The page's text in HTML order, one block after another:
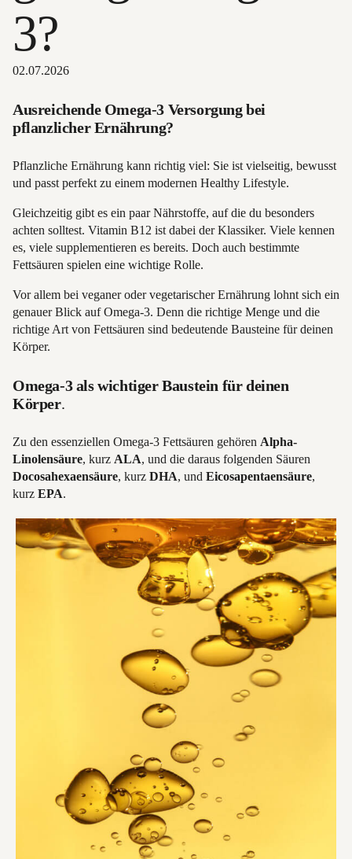
3?
02.07.2026
Ausreichende Omega-3 Versorgung bei
pflanzlicher Ernährung?
Pflanzliche Ernährung kann richtig viel: Sie ist vielseitig, bewusst
und passt perfekt zu einem modernen Healthy Lifestyle.
Gleichzeitig gibt es ein paar Nährstoffe, auf die du besonders
achten solltest. Vitamin B12 ist dabei der Klassiker. Viele kennen
es, viele supplementieren es bereits. Doch auch bestimmte
Fettsäuren spielen eine wichtige Rolle.
Vor allem bei veganer oder vegetarischer Ernährung lohnt sich ein
genauer Blick auf Omega-3. Denn die richtige Menge und die
richtige Art von Fettsäuren sind bedeutende Bausteine für deinen
Körper.
Omega-3 als wichtiger Baustein für deinen
Körper.
Zu den essenziellen Omega-3 Fettsäuren gehören Alpha-
Linolensäure, kurz ALA, und die daraus folgenden Säuren
Docosahexaensäure, kurz DHA, und Eicosapentaensäure,
kurz EPA.